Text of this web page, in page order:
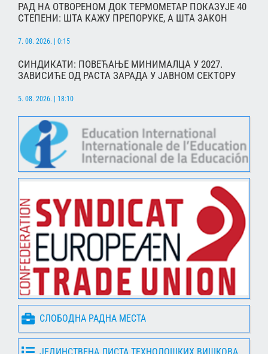
РАД НА ОТВОРЕНОМ ДОК ТЕРМОМЕТАР ПОКАЗУЈЕ 40
СТЕПЕНИ: ШТА КАЖУ ПРЕПОРУКЕ, А ШТА ЗАКОН
7. 08. 2026. | 0:15
СИНДИКАТИ: ПОВЕЋАЊЕ МИНИМАЛЦА У 2027.
ЗАВИСИЋЕ ОД РАСТА ЗАРАДА У ЈАВНОМ СЕКТОРУ
5. 08. 2026. | 18:10
СЛОБОДНА РАДНА МЕСТА